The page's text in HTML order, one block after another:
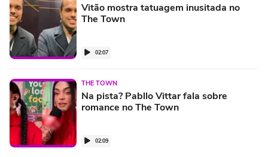
Vitão mostra tatuagem inusitada no
The Town
02:07
THE TOWN
Na pista? Pabllo Vittar fala sobre
romance no The Town
02:09